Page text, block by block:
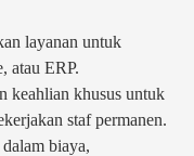
layanan untuk
atau ERP.
keahlian khusus untuk
staf permanen.
biaya,